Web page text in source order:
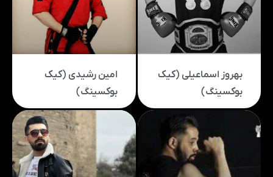
بهروز اسماعیلی (کیک
بوکسینگ)
امین رشیدی (کیک
بوکسینگ)